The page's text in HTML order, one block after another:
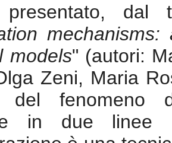
dal
models" (autori:
Zeni, Maria
fenomeno
in due linee